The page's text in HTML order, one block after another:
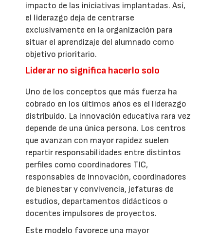
impacto de las iniciativas implantadas. Así,
el liderazgo deja de centrarse
exclusivamente en la organización para
situar el aprendizaje del alumnado como
objetivo prioritario.
Liderar no significa hacerlo solo
Uno de los conceptos que más fuerza ha
cobrado en los últimos años es el liderazgo
distribuido. La innovación educativa rara vez
depende de una única persona. Los centros
que avanzan con mayor rapidez suelen
repartir responsabilidades entre distintos
perfiles como coordinadores TIC,
responsables de innovación, coordinadores
de bienestar y convivencia, jefaturas de
estudios, departamentos didácticos o
docentes impulsores de proyectos.
Este modelo favorece una mayor